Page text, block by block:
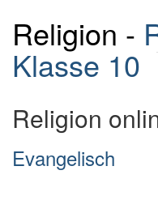
Religion -
Klasse 10
Religion
Evangelisch